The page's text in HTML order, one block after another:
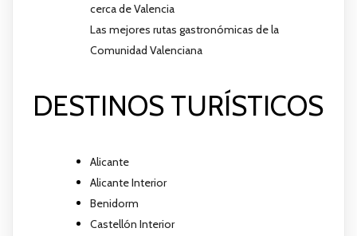
cerca de Valencia
Las mejores rutas gastronómicas de la
Comunidad Valenciana
DESTINOS TURÍSTICOS
Alicante
Alicante Interior
Benidorm
Castellón Interior